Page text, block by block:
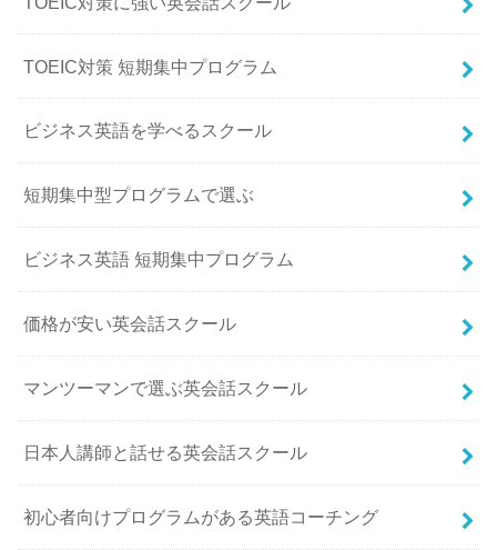
TOEIC対策 短期集中プログラム
ビジネス英語を学べるスクール
短期集中型プログラムで選ぶ
ビジネス英語 短期集中プログラム
価格が安い英会話スクール
マンツーマンで選ぶ英会話スクール
日本人講師と話せる英会話スクール
初心者向けプログラムがある英語コーチング